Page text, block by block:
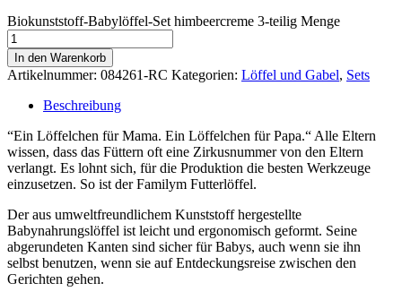
Biokunststoff-Babylöffel-Set himbeercreme 3-teilig Menge
In den Warenkorb
Artikelnummer: 084261-RC Kategorien: Löffel und Gabel, Sets
Beschreibung
“Ein Löffelchen für Mama. Ein Löffelchen für Papa.“ Alle Eltern
wissen, dass das Füttern oft eine Zirkusnummer von den Eltern
verlangt. Es lohnt sich, für die Produktion die besten Werkzeuge
einzusetzen. So ist der Familym Futterlöffel.
Der aus umweltfreundlichem Kunststoff hergestellte
Babynahrungslöffel ist leicht und ergonomisch geformt. Seine
abgerundeten Kanten sind sicher für Babys, auch wenn sie ihn
selbst benutzen, wenn sie auf Entdeckungsreise zwischen den
Gerichten gehen.